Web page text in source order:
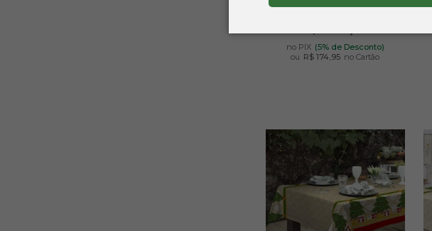
no PIX (5% de Desconto)
ou R$ 174,95 no Cartão